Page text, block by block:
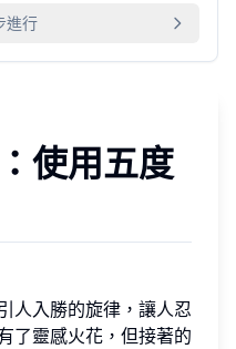
進行
使用五度
人入勝的旋律，讓人忍
了靈感火花，但接著的